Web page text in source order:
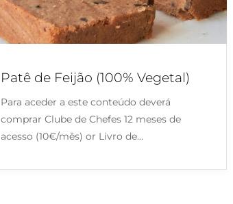
Patê de Feijão (100% Vegetal)
Para aceder a este conteúdo deverá
comprar Clube de Chefes 12 meses de
acesso (10€/mês) or Livro de…